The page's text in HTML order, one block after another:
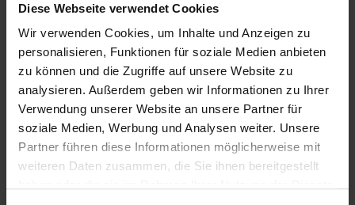
Diese Webseite verwendet Cookies
Wir verwenden Cookies, um Inhalte und Anzeigen zu
personalisieren, Funktionen für soziale Medien anbieten
zu können und die Zugriffe auf unsere Website zu
analysieren. Außerdem geben wir Informationen zu Ihrer
Verwendung unserer Website an unsere Partner für
soziale Medien, Werbung und Analysen weiter. Unsere
Partner führen diese Informationen möglicherweise mit
weiteren Daten zusammen, die Sie ihnen bereitgestellt
Prüfwerkerausbildung anschließen.
Voraussetzungen
Voraussetzung ist der Abschluss einer allgemeinbildenden
oder berufsbildenden Schule oder eine vergleichbare
Vorbildung (z.B. durch betriebliche Weiterbildung).
Firmenlehrgänge
Für Gruppen ab fünf Teilnehmern bieten wir Ihnen auch
gerne unsere Schulungen in Ihrem Unternehmen an. Bei